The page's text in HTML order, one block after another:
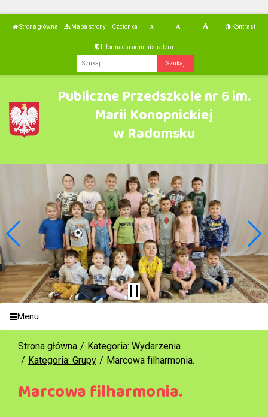
Strona główna Mapa strony Czcionka Kontrast
Informacja administratora
Publiczne Przedszkole nr 6 im.
Marii Konopnickiej
w Radomsku
Menu
Strona główna
Kategoria: Wydarzenia
Kategoria: Grupy
Marcowa filharmonia.
Marcowa filharmonia.